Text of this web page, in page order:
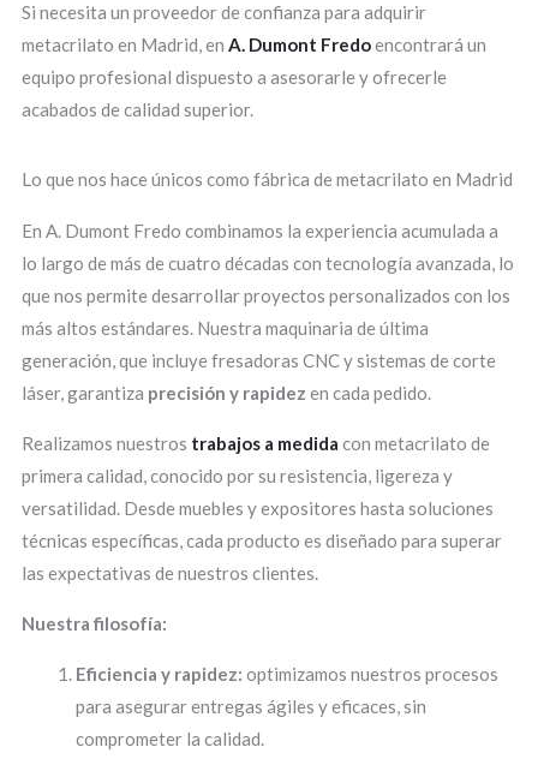
Si necesita un proveedor de confianza para adquirir
metacrilato en Madrid, enA. Dumont Fredoencontrará un
equipo profesional dispuesto a asesorarle y ofrecerle
acabados de calidad superior.
Lo que nos hace únicos como fábrica de metacrilato en Madrid
En A. Dumont Fredo combinamos la experiencia acumulada a
lo largo de más de cuatro décadas con tecnología avanzada, lo
que nos permite desarrollar proyectos personalizados con los
más altos estándares. Nuestra maquinaria de última
generación, que incluye fresadoras CNC y sistemas de corte
láser, garantiza precisión y rapidez en cada pedido.
Realizamos nuestros trabajos a medida con metacrilato de
primera calidad, conocido por su resistencia, ligereza y
versatilidad. Desde muebles y expositores hasta soluciones
técnicas específicas, cada producto es diseñado para superar
las expectativas de nuestros clientes.
Nuestra filosofía:
Eficiencia y rapidez: optimizamos nuestros procesos
para asegurar entregas ágiles y eficaces, sin
comprometer la calidad.